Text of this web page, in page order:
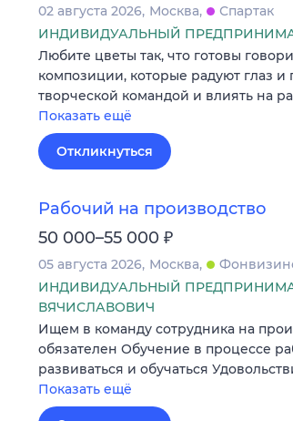
02 августа 2026 Москва
Спартак
ИНДИВИДУАЛЬНЫЙ
Любите цветы так, что готовы
композиции, которые радуют глаз и
творческой командой и влиять на
Показать ещё
Откликнуться
Рабочий на производство
50 000–55 000 ₽
05 августа 2026 Москва
ИНДИВИДУАЛЬНЫЙ
ВЯЧИСЛАВОВИЧ
Ищем в команду сотрудника на
обязателен Обучение в процессе
развиваться и обучаться
Показать ещё